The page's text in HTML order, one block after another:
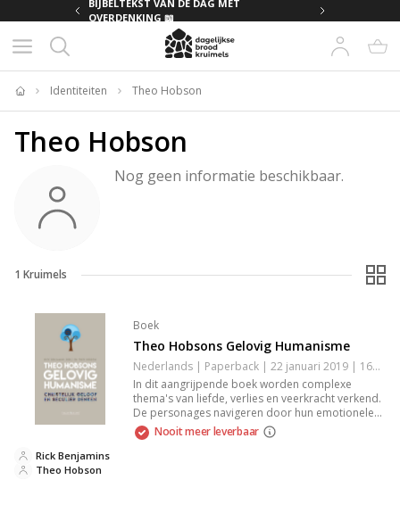
BIJBELTEKST VAN DE DAG MET
OVERDENKING 📖
Home
Identiteiten Theo Hobson
Theo Hobson
Nog geen informatie beschikbaar.
1 Kruimels
Boek
Theo Hobsons Gelovig Humanisme
Nederlands | Paperback | 22 januari 2019 | 160 pagina's | 9789492183835
In dit aangrijpende boek worden complexe
thema's van liefde, verlies en veerkracht verkend.
De personages navigeren door hun emotionele
uitdagingen, hetgeen leidt tot onverwachte
inzichten en groei. Met een meeslepende
Nooit meer leverbaar
Theo Hobson
Rick Benjamins